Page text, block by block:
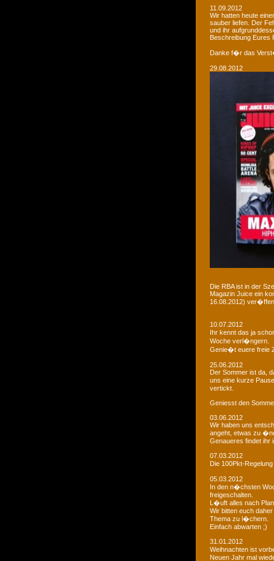
11.09.2012
Wir hatten heute
sauber liefen. Der
und ihr
Beschreibung Eures
Danke f�r das
29.08.2012
Die RBA ist in der
Magazin Juice ein
16.08.2012)
10.07.2012
Ihr kennt das ja
Woche verl�ngern.
Genie�t euere freie
25.06.2012
Der Sommer ist da,
uns eine kurze
vertickt.
Geniesst den
03.06.2012
Wir haben uns
angeht, etwas zu
Genaueres findet ihr
07.03.2012
Die 100Pkt-
05.03.2012
In den n�chsten
freigeschalten.
L�uft alles nach
Wir bitten euch
Thema zu l�chern.
Einfach abwarten ;)
31.01.2012
Weihnachten ist
Neuen Jahr mal